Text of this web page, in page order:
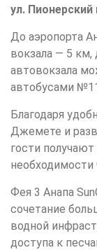
ул.
До аэропорта
вокзала — 5
автовокзала
автобусами
Благодаря
Джемете и
гости
необходимости
Фея 3 Анапа
сочетание
водной
доступа к